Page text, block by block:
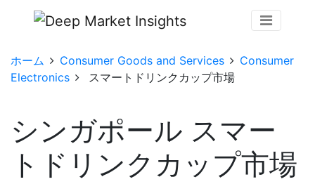
ホーム Consumer Goods and Services
Consumer
Electronics
スマートドリンクカップ市場
シンガポール スマー
トドリンクカップ市場